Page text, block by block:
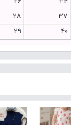
37
28
40
29